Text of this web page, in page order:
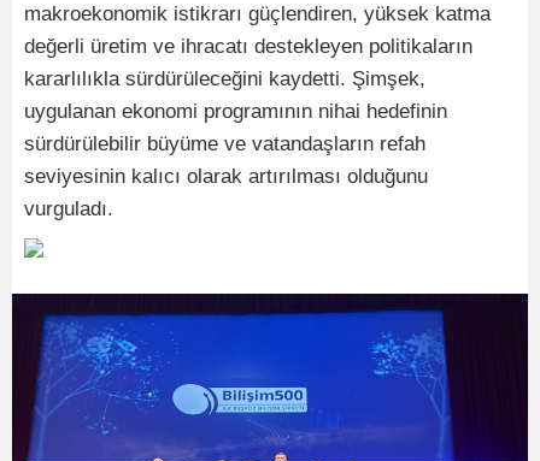
makroekonomik istikrarı güçlendiren, yüksek katma
değerli üretim ve ihracatı destekleyen politikaların
kararlılıkla sürdürüleceğini kaydetti. Şimşek,
uygulanan ekonomi programının nihai hedefinin
sürdürülebilir büyüme ve vatandaşların refah
seviyesinin kalıcı olarak artırılması olduğunu
vurguladı.